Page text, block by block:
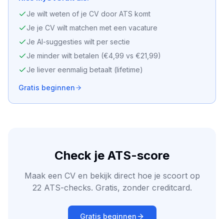
Je wilt weten of je CV door ATS komt
Je je CV wilt matchen met een vacature
Je AI-suggesties wilt per sectie
Je minder wilt betalen (€4,99 vs €21,99)
Je liever eenmalig betaalt (lifetime)
Gratis beginnen
Check je ATS-score
Maak een CV en bekijk direct hoe je scoort op
22 ATS-checks. Gratis, zonder creditcard.
Gratis beginnen